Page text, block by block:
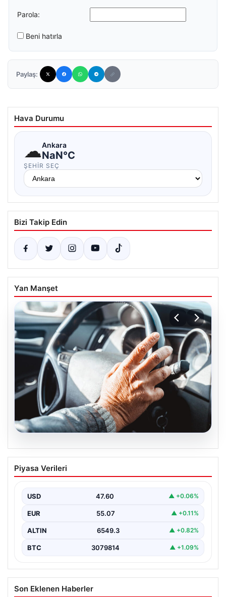
Parola:
Beni hatırla
Paylaş:
Hava Durumu
☁Ankara
NaN°C
ŞEHIR SEÇ
Bizi Takip Edin
Yan Manşet
Emekliye ÖTV’siz araç verilecek mi,
yasa çıkacak mı? Milyonlarca emekli
Piyasa Verileri
USD 47.60 ▲ +0.06%
EUR 55.07 ▲ +0.11%
ALTIN 6549.3 ▲ +0.82%
BTC 3079814 ▲ +1.09%
Son Eklenen Haberler